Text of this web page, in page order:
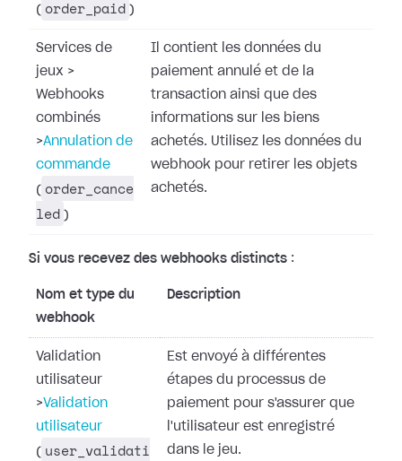
( order_paid )
Services de
jeux >
Webhooks
combinés
>Annulation de
commande
( order_cance
led )
Il contient les données du
paiement annulé et de la
transaction ainsi que des
informations sur les biens
achetés. Utilisez les données du
webhook pour retirer les objets
achetés.
Si vous recevez des webhooks distincts :
Nom et type du
webhook
Description
Validation
utilisateur
>Validation
utilisateur
( user_validati
Est envoyé à différentes
étapes du processus de
paiement pour s'assurer que
l'utilisateur est enregistré
dans le jeu.